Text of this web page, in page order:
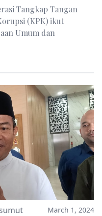
Tangkap Tangan
(KPK) ikut
Umum dan
March 1, 2024